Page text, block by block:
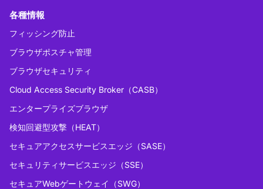
各種情報
フィッシング防止
ブラウザポスチャ管理
ブラウザセキュリティ
Cloud Access Security Broker（CASB）
エンタープライズブラウザ
検知回避型攻撃（HEAT）
セキュアアクセスサービスエッジ（SASE）
セキュリティサービスエッジ（SSE）
セキュアWebゲートウェイ（SWG）